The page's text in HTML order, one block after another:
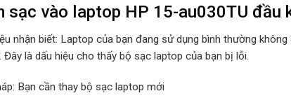
sạc vào laptop HP 15-au030TU
nhận biết: Laptop của bạn đang sử dụng bình thường
Đây là dấu hiệu cho thấy bộ sạc laptop của bạn bị lỗi.
Bạn cần thay bộ sạc laptop mới